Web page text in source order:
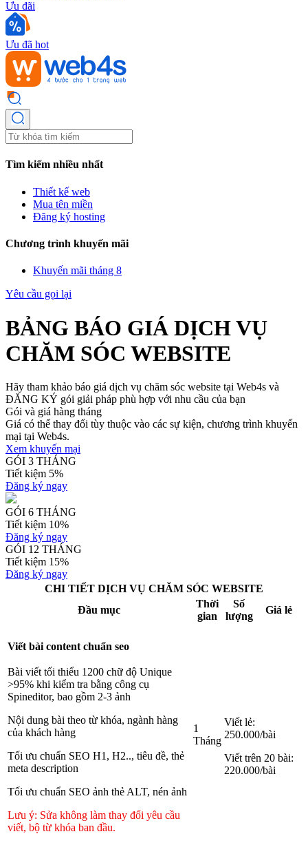
Ưu đãi
Ưu đã hot
Tìm kiếm nhiều nhất
Thiết kế web
Mua tên miền
Đăng ký hosting
Chương trình khuyến mãi
Khuyến mãi tháng 8
Yêu cầu gọi lại
BẢNG BÁO GIÁ DỊCH VỤ
CHĂM SÓC WEBSITE
Hãy tham khảo báo giá dịch vụ chăm sóc website tại Web4s và
ĐĂNG KÝ gói giải pháp phù hợp với nhu cầu của bạn
Gói và giá hàng tháng
Giá có thể thay đổi tùy thuộc vào các sự kiện, chương trình khuyến
mại tại Web4s.
Xem khuyến mại
GÓI 3 THÁNG
Tiết kiệm 5%
Đăng ký ngay
GÓI 6 THÁNG
Tiết kiệm 10%
Đăng ký ngay
GÓI 12 THÁNG
Tiết kiệm 15%
Đăng ký ngay
CHI TIẾT DỊCH VỤ CHĂM SÓC WEBSITE
Đầu mục
Thời
gian
Số
lượng
Giá lẻ
Viết bài content chuẩn seo
Bài viết tối thiểu 1200 chữ độ Unique
>95% khi kiểm tra bằng công cụ
Spineditor, bao gồm 2-3 ảnh
Nội dung bài theo từ khóa, ngành hàng
của khách hàng
Tối ưu chuẩn SEO H1, H2.., tiêu đề, thẻ
meta description
Tối ưu chuẩn SEO ảnh thẻ ALT, nén ảnh
Lưu ý: Sửa không làm thay đổi yêu cầu
viết, bộ từ khóa ban đầu.
1
Tháng
Viết lẻ:
250.000/bài
Viết trên 20 bài:
220.000/bài